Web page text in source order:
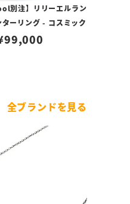
別注】リリーエルラン
ターリング - コスミック
99,000
全ブランドを見る